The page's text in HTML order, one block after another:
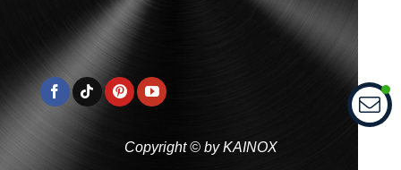
Copyright © by KAINOX